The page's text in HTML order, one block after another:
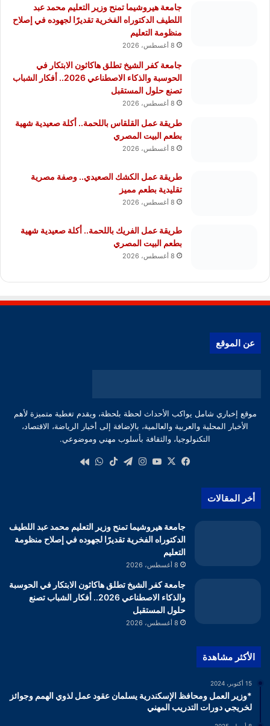
جامعة هيروشيما تمنح وزير التعليم محمد عبد
اللطيف الدكتوراه الفخرية تقديرًا لجهوده في إصلاح
منظومة التعليم
8 أغسطس، 2026
جامعة كفر الشيخ تطلق هاكاثون الابتكار في
الحوسبة والذكاء الاصطناعي 2026.. أفكار الشباب
تصنع حلول المستقبل
8 أغسطس، 2026
طريقة عمل القلقاس باللحمة.. أكلة صعيدية شهية
بطعم البيت المصري
8 أغسطس، 2026
طريقة عمل الكشك الصعيدي.. وصفة مصرية
تقليدية بطعم مميز
8 أغسطس، 2026
طريقة عمل الفريك باللحمة.. أكلة صعيدية شهية
بطعم البيت المصري
8 أغسطس، 2026
عن الموقع
موقع إخباري شامل يواكب الأحداث لحظة بلحظة، ويقدم تغطية متميزة لأهم
الأخبار المحلية والعربية والعالمية، بالإضافة إلى أخبار الرياضة، الاقتصاد،
التكنولوجيا، والثقافة بأسلوب مهني وموضوعي.
فيسبوك
‫X
‫YouTube
انستقرام
تيلقرام‫TikTokواتساب
أخر المقالات
جامعة هيروشيما تمنح وزير التعليم محمد عبد اللطيف
الدكتوراه الفخرية تقديرًا لجهوده في إصلاح منظومة
التعليم
8 أغسطس، 2026
جامعة كفر الشيخ تطلق هاكاثون الابتكار في الحوسبة
والذكاء الاصطناعي 2026.. أفكار الشباب تصنع
حلول المستقبل
8 أغسطس، 2026
الأكثر مشاهدة
15 أكتوبر، 2024
*وزير العمل ومحافظ الإسكندرية يسلمان عقود عمل لذوي الهمم وجوائز
لخريجي دورات التدريب المهني